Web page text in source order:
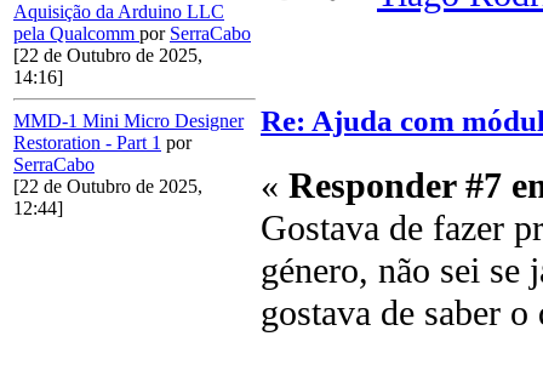
Aquisição da Arduino LLC
pela Qualcomm por SerraCabo
[22 de Outubro de 2025,
14:16]
MMD-1 Mini Micro Designer
Restoration - Part 1 por
SerraCabo
[22 de Outubro de 2025,
12:44]
Re: Ajuda com
« Responder #7
Gostava de fazer
género, não sei se
gostava de saber